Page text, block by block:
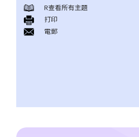
A. 猥褻侵犯罪（非禮罪）
1. 在擠迫的港鐵車廂內，有人以私人
R查看所有主題
打印
電郵